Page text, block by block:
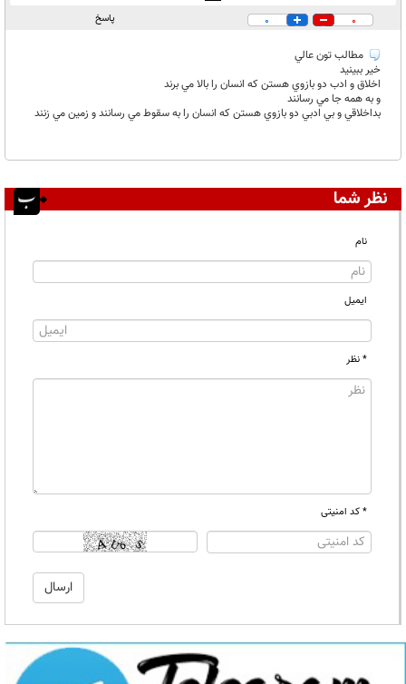
0
0 پاسخ
مطالب تون عالي
خير ببينيد
اخلاق و ادب دو بازوي هستن كه انسان را بالا مي برند
و به همه جا مي رسانند
بداخلاقي و بي ادبي دو بازوي هستن كه انسان را به سقوط مي رسانند و زمين مي زنند
نظر شما
نام
ایمیل
* نظر
* کد امنیتی